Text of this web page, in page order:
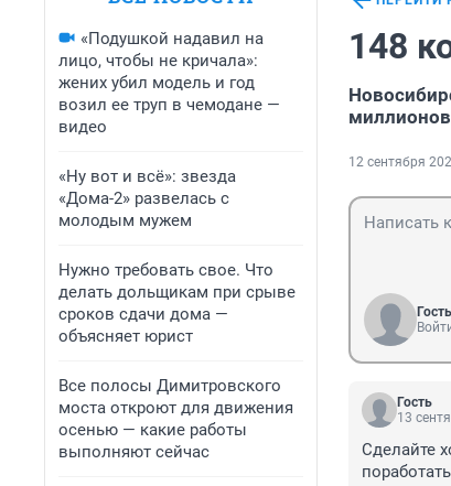
«Подушкой надавил на
лицо, чтобы не кричала»:
жених убил модель и год
возил ее труп в чемодане —
видео
«Ну вот и всё»: звезда
«Дома-2» развелась с
молодым мужем
Нужно требовать свое. Что
делать дольщикам при срыве
сроков сдачи дома —
объясняет юрист
Все полосы Димитровского
моста откроют для движения
осенью — какие работы
выполняют сейчас
148
12 сентября
Гость
Гость
13
Сделайте
поработать